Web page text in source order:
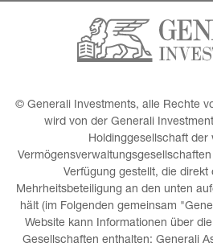
© Generali Investments, alle Rechte
wird von der Generali
Holdinggesellschaft der
Verfügung gestellt, die direkt
Mehrheitsbeteiligung an den unten
hält (im Folgenden gemeinsam
Website kann Informationen über
Gesellschaften enthalten: Generali